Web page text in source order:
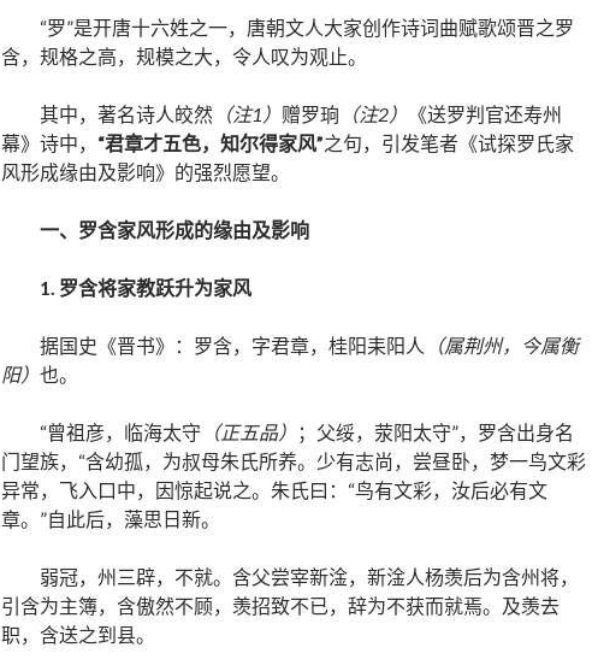
“罗”是开唐十六姓之一，唐朝文人大家创作诗词曲赋歌颂晋之罗
含，规格之高，规模之大，令人叹为观止。
其中，著名诗人皎然 （注1） 赠罗珦 （注2）
《送罗判官还寿州
幕》诗中， “君章才五色，知尔得家风”之句，引发笔者《试探罗氏家
风形成缘由及影响》的强烈愿望。
一、罗含家风形成的缘由及影响
1. 罗含将家教跃升为家风
据国史《晋书》：罗含，字君章，桂阳耒阳人
（属荆州，今属衡
阳） 也。
“曾祖彦，临海太守 （正五品）
；父绥，荥阳太守”，罗含出身名
门望族，“含幼孤，为叔母朱氏所养。少有志尚，尝昼卧，梦一鸟文彩
异常，飞入口中，因惊起说之。朱氏曰：“鸟有文彩，汝后必有文
章。”自此后，藻思日新。
弱冠，州三辟，不就。含父尝宰新淦，新淦人杨羡后为含州将，
引含为主簿，含傲然不顾，羡招致不已，辞为不获而就焉。及羡去
职，含送之到县。